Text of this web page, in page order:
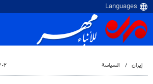
إيران السياسة ٠٢‏/٠٢‏/٢٠٢١، ٧:٤٠ م